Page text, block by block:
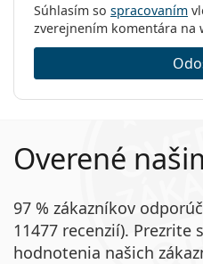
Súhlasím so spracovaním
zverejnením komentára na
Overené
97 % zákazníkov
11477 recenzií). Prezrite
hodnotenia našich